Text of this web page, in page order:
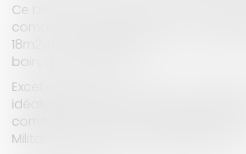
Ce bien au plan parfait et sans perte
comprend une belle entrée, un
18m2, une cuisine séparée, une
bain, un WC séparé.
Excellent produit, à rénover, très
idéalement situé, à proximité
commerces, écoles et transports
Militaire). Localisation exceptionnelle.